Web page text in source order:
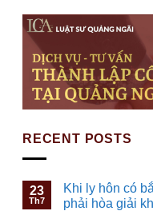
RECENT POSTS
23
Th7
Khi ly hôn có
phải hòa giải